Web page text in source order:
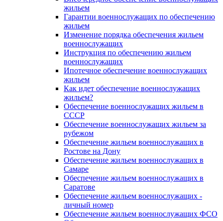
жильем
Гарантии военнослужащих по обеспечению
жильем
Изменение порядка обеспечения жильем
военнослужащих
Инструкция по обеспечению жильем
военнослужащих
Ипотечное обеспечение военнослужащих
жильем
Как идет обеспечение военнослужащих
жильем?
Обеспечение военнослужащих жильем в
СССР
Обеспечение военнослужащих жильем за
рубежом
Обеспечение жильем военнослужащих в
Ростове на Дону
Обеспечение жильем военнослужащих в
Самаре
Обеспечение жильем военнослужащих в
Саратове
Обеспечение жильем военнослужащих -
личный номер
Обеспечение жильем военнослужащих ФСО